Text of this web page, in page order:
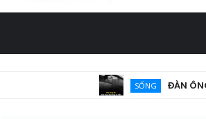
SỐNG ĐÀN ÔNG